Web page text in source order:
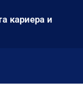
кариера и